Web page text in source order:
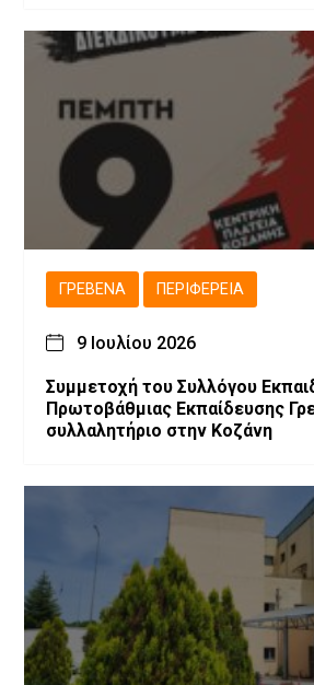
ΓΡΕΒΕΝΆ ΠΕΡΙΦΈΡΕΙΑ
9 Ιουλίου 2026
Συμμετοχή του Συλλόγου
Πρωτοβάθμιας Εκπαίδευσης
συλλαλητήριο στην Κοζάνη